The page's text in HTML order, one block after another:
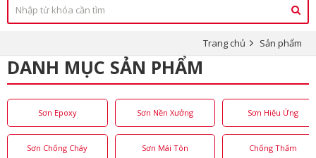
Trang chủ Sản phẩm
DANH MỤC SẢN PHẨM
Sơn Epoxy
Sơn Chống Cháy
Sơn Nền Xưởng
Sơn Mái Tôn
Sơn Hiệu Ứng
Chống Thấm